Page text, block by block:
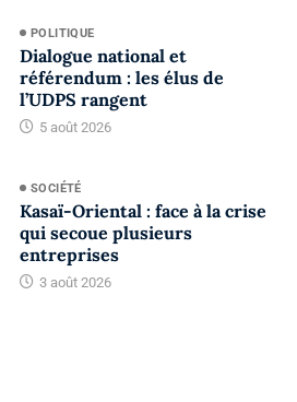
POLITIQUE
Dialogue national et
référendum : les élus de
l’UDPS rangent
5 août 2026
SOCIÉTÉ
Kasaï-Oriental : face à la crise
qui secoue plusieurs
entreprises
3 août 2026